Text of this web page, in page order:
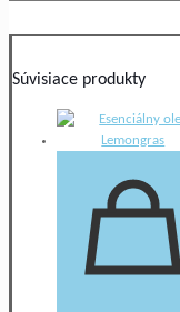
Súvisiace produkty